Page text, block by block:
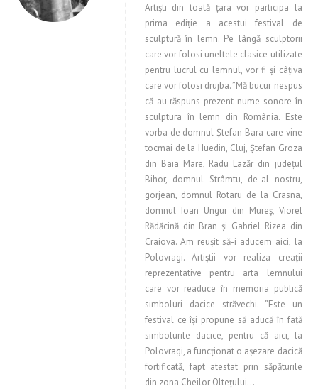
Artişti din toată țara vor participa la
prima ediție a acestui festival de
sculptură în lemn. Pe lângă sculptorii
care vor folosi uneltele clasice utilizate
pentru lucrul cu lemnul, vor fi și câțiva
care vor folosi drujba. ”Mă bucur nespus
că au răspuns prezent nume sonore în
sculptura în lemn din România. Este
vorba de domnul Ștefan Bara care vine
tocmai de la Huedin, Cluj, Ștefan Groza
din Baia Mare, Radu Lazăr din județul
Bihor, domnul Strâmtu, de-al nostru,
gorjean, domnul Rotaru de la Crasna,
domnul Ioan Ungur din Mureș, Viorel
Rădăcină din Bran și Gabriel Rizea din
Craiova. Am reușit să-i aducem aici, la
Polovragi. Artiştii vor realiza creaţii
reprezentative pentru arta lemnului
care vor readuce în memoria publică
simboluri dacice străvechi. ”Este un
festival ce îşi propune să aducă în față
simbolurile dacice, pentru că aici, la
Polovragi, a funcționat o așezare dacică
fortificată, fapt atestat prin săpăturile
din zona Cheilor Oltețului…